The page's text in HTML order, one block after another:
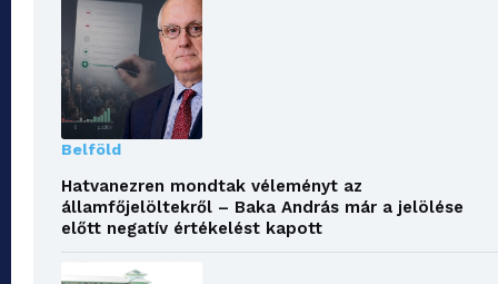
Belföld
Hatvanezren mondtak véleményt az
államfőjelöltekről – Baka András már a jelölése
előtt negatív értékelést kapott